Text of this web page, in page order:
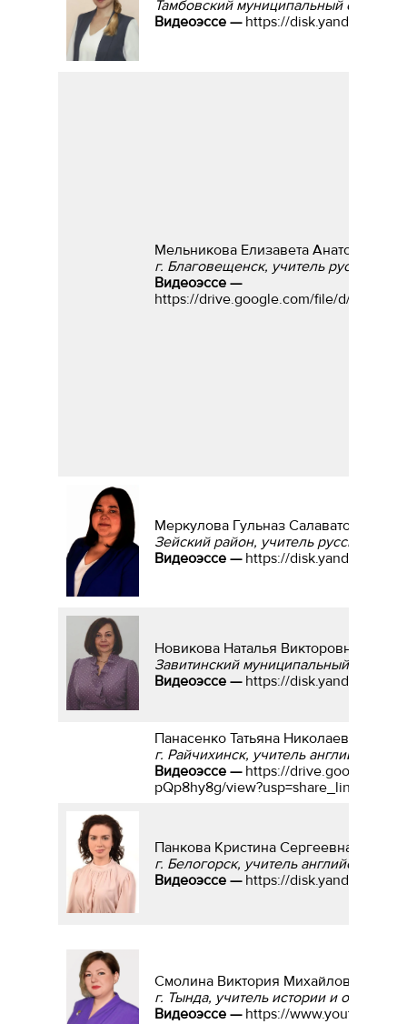
Тамбовский муниципальный округ,
Видеоэссе — https://disk.yandex.ru/i/
Мельникова Елизавета Анатольевна
г. Благовещенск, учитель русского
Видеоэссе —
https://drive.google.com/file/d/
Меркулова Гульназ Салаватовна
Зейский район, учитель русского
Видеоэссе — https://disk.yandex.ru/i/
Новикова Наталья Викторовна
Завитинский муниципальный округ,
Видеоэссе — https://disk.yandex.ru/i/-
Панасенко Татьяна Николаевна
г. Райчихинск, учитель английского
Видеоэссе — https://drive.google.com/
pQp8hy8g/view?usp=share_link
Панкова Кристина Сергеевна
г. Белогорск, учитель английского и
Видеоэссе — https://disk.yandex.ru/i/-
Смолина Виктория Михайловна
г. Тында, учитель истории и
Видеоэссе — https://